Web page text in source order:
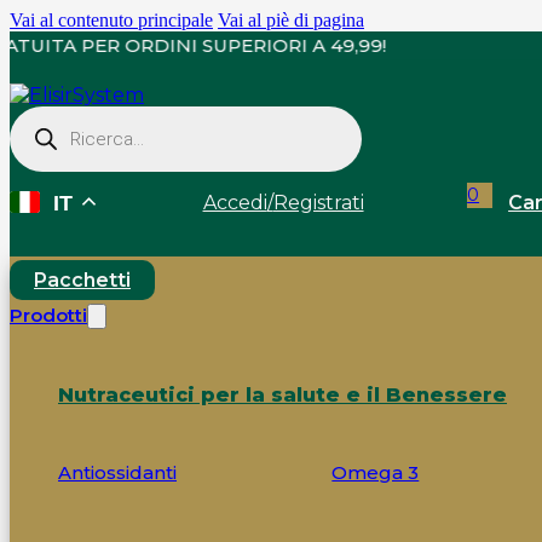
Vai al contenuto principale Vai al piè di pagina
GRATUITA PER ORDINI SUPERIORI A 49,99!
Ricerca
prodotti
IT Accedi/Registrati 0
Pacchetti
Prodotti
Nutraceutici per la salute e il Benessere
Antiossidanti Omega 3